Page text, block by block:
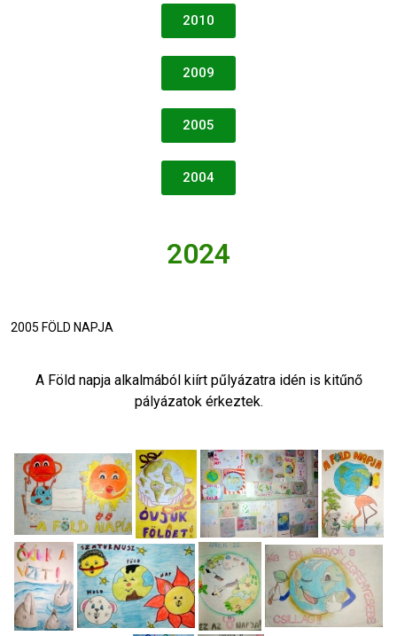
2010
2009
2005
2004
2024
2005 FÖLD NAPJA
A Föld napja alkalmából kiírt pűlyázatra idén is kitűnő
pályázatok érkeztek.